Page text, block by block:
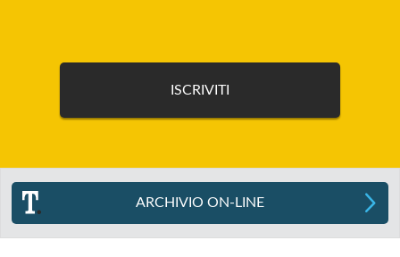
ARCHIVIO ON-LINE